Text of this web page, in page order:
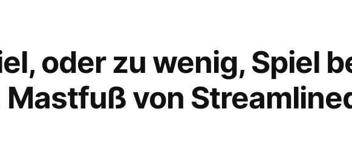
oder zu wenig, Spiel
Mastfuß von